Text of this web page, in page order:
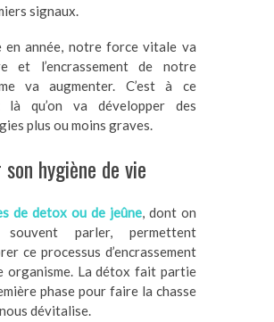
signaux.
en année, notre force vitale va
et l’encrassement de notre
va augmenter. C’est à ce
là qu’on va développer des
plus ou moins graves.
son hygiène de vie
de detox ou de jeûne, dont on
souvent parler, permettent
ce processus d’encrassement
organisme. La détox fait partie
phase pour faire la chasse
dévitalise.